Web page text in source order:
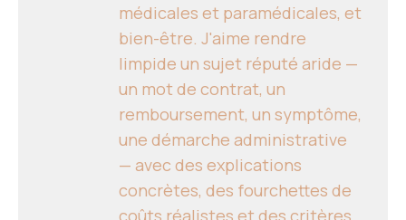
médicales et paramédicales, et
bien-être. J'aime rendre
limpide un sujet réputé aride —
un mot de contrat, un
remboursement, un symptôme,
une démarche administrative
— avec des explications
concrètes, des fourchettes de
coûts réalistes et des critères